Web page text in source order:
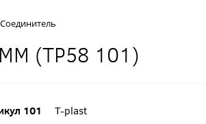
Соединитель
(ТР58 101)
101 T-plast